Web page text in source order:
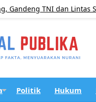
TNI dan Lintas Sektor
Politik Hukum